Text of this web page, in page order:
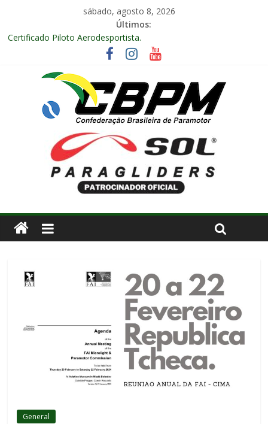
sábado, agosto 8, 2026
Últimos:
Certificado Piloto Aerodesportista.
Encontro Nacional de Aerodesporto no Arraiá Aéreo realizado
no Aeroclube de Bauru – SP.
Anuidade 2026
Arraiá Aéreo 2025 em Bauru – SP
Decisão Nº 675, 16 anos.
General